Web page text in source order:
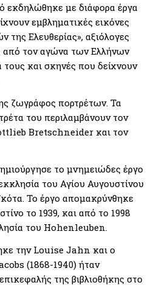
εκδηλώθηκε με διάφορα έργα
εμβληματικές εικόνες
της Ελευθερίας», αξιόλογες
από τον αγώνα των Ελλήνων
τους και σκηνές που δείχνουν
ζωγράφος πορτρέτων. Τα
του περιλαμβάνουν τον
Bretschneider και τον
το μνημειώδες έργο
του Αγίου Αυγουστίνου
Το έργο απομακρύνθηκε
το 1939, και από το 1998
του Hohenleuben.
την Louise Jahn και ο
(1868-1940) ήταν
της βιβλιοθήκης στο